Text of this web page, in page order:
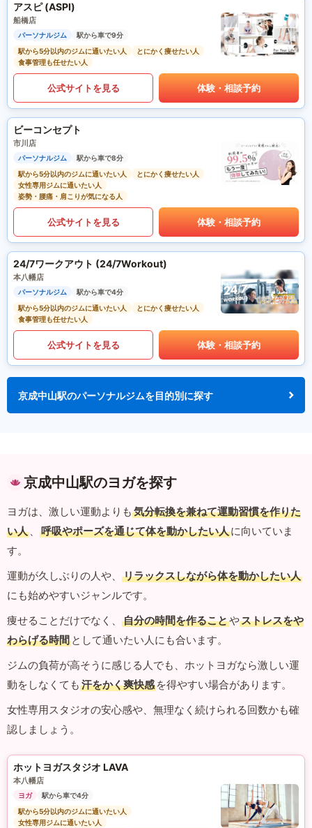
アスピ (ASPI)
船橋店
パーソナルジム
駅から車で9分
駅から5分以内のジムに通いたい人
とにかく痩せたい人
食事管理も任せたい人
公式サイトを見る 体験・相談予約
ビーコンセプト
市川店
パーソナルジム
駅から車で8分
駅から5分以内のジムに通いたい人
とにかく痩せたい人
女性専用ジムに通いたい人
姿勢・腰痛・肩こりが気になる人
公式サイトを見る 体験・相談予約
24/7ワークアウト (24/7Workout)
本八幡店
パーソナルジム
駅から車で4分
駅から5分以内のジムに通いたい人
とにかく痩せたい人
食事管理も任せたい人
公式サイトを見る 体験・相談予約
京成中山駅のパーソナルジムを目的別に探す
京成中山駅のヨガを探す
ヨガは、激しい運動よりも 気分転換を兼ねて運動習慣を作りた
い人 、 呼吸やポーズを通じて体を動かしたい人に向いていま
す。
運動が久しぶりの人や、
リラックスしながら体を動かしたい人
にも始めやすいジャンルです。
痩せることだけでなく、
自分の時間を作ることやストレスをや
わらげる時間 として通いたい人にも合います。
ジムの負荷が高そうに感じる人でも、ホットヨガなら激しい運
動をしなくても 汗をかく爽快感 を得やすい場合があります。
女性専用スタジオの安心感や、無理なく続けられる回数かも確
認しましょう。
ホットヨガスタジオ LAVA
本八幡店
ヨガ
駅から車で4分
駅から5分以内のジムに通いたい人
女性専用ジムに通いたい人